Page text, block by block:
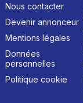
Nous contacter
Devenir annonceur
Mentions légales
Données
personnelles
Politique cookie